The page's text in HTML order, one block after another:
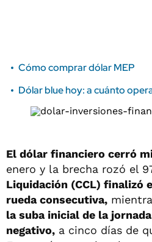
Cómo comprar dólar MEP
Dólar blue hoy: a cuánto
El dólar financiero cerró
enero y la brecha rozó el
Liquidación (CCL) finalizó
rueda consecutiva,
la suba inicial de la
negativo, a cinco días de